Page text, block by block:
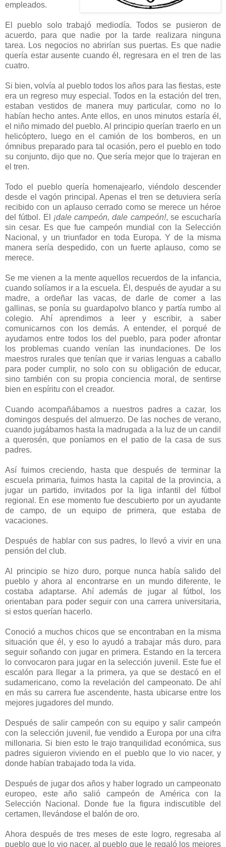
empleados.
El pueblo solo trabajó mediodía. Todos se pusieron de
acuerdo, para que nadie por la tarde realizara ninguna
tarea. Los negocios no abrirían sus puertas. Es que nadie
quería estar ausente cuando él, regresara en el tren de las
cuatro.
Si bien, volvía al pueblo todos los años para las fiestas, este
era un regreso muy especial. Todos en la estación del tren,
estaban vestidos de manera muy particular, como no lo
habían hecho antes. Ante ellos, en unos minutos estaría él,
el niño mimado del pueblo. Al principio querían traerlo en un
helicóptero, luego en el camión de los bomberos, en un
ómnibus preparado para tal ocasión, pero el pueblo en todo
su conjunto, dijo que no. Que sería mejor que lo trajeran en
el tren.
Todo el pueblo quería homenajearlo, viéndolo descender
desde el vagón principal. Apenas el tren se detuviera sería
recibido con un aplauso cerrado como se merece un héroe
del fútbol. El ¡dale campeón, dale campeón!, se escucharía
sin cesar. Es que fue campeón mundial con la Selección
Nacional, y un triunfador en toda Europa. Y de la misma
manera sería despedido, con un fuerte aplauso, como se
merece.
Se me vienen a la mente aquellos recuerdos de la infancia,
cuando solíamos ir a la escuela. Él, después de ayudar a su
madre, a ordeñar las vacas, de darle de comer a las
gallinas, se ponía su guardapolvo blanco y partía rumbo al
colegio. Ahí aprendimos a leer y escribir, a saber
comunicarnos con los demás. A entender, el porqué de
ayudarnos entre todos los del pueblo, para poder afrontar
los problemas cuando venían las inundaciones. De los
maestros rurales que tenían que ir varias lenguas a caballo
para poder cumplir, no solo con su obligación de educar,
sino también con su propia conciencia moral, de sentirse
bien en espíritu con el creador.
Cuando acompañábamos a nuestros padres a cazar, los
domingos después del almuerzo. De las noches de verano,
cuando jugábamos hasta la madrugada a la luz de un candil
a querosén, que poníamos en el patio de la casa de sus
padres.
Así fuimos creciendo, hasta que después de terminar la
escuela primaria, fuimos hasta la capital de la provincia, a
jugar un partido, invitados por la liga infantil del fútbol
regional. En ese momento fue descubierto por un ayudante
de campo, de un equipo de primera, que estaba de
vacaciones.
Después de hablar con sus padres, lo llevó a vivir en una
pensión del club.
Al principio se hizo duro, porque nunca había salido del
pueblo y ahora al encontrarse en un mundo diferente, le
costaba adaptarse. Ahí además de jugar al fútbol, los
orientaban para poder seguir con una carrera universitaria,
si estos querían hacerlo.
Conoció a muchos chicos que se encontraban en la misma
situación que él, y eso lo ayudó a trabajar más duro, para
seguir soñando con jugar en primera. Estando en la tercera
lo convocaron para jugar en la selección juvenil. Este fue el
escalón para llegar a la primera, ya que se destacó en el
sudamericano, como la revelación del campeonato. De ahí
en más su carrera fue ascendente, hasta ubicarse entre los
mejores jugadores del mundo.
Después de salir campeón con su equipo y salir campeón
con la selección juvenil, fue vendido a Europa por una cifra
millonaria. Si bien esto le trajo tranquilidad económica, sus
padres siguieron viviendo en el pueblo que lo vio nacer, y
donde habían trabajado toda la vida.
Después de jugar dos años y haber logrado un campeonato
europeo, este año salió campeón de América con la
Selección Nacional. Donde fue la figura indiscutible del
certamen, llevándose el balón de oro.
Ahora después de tres meses de este logro, regresaba al
pueblo que lo vio nacer, al pueblo que le regaló los mejores